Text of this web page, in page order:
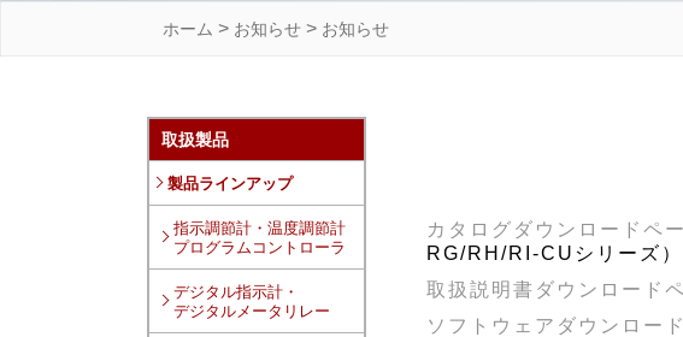
ホーム > お知らせ> お知らせ
取扱製品
製品ラインアップ
指示調節計・温度調節計
プログラムコントローラ
デジタル指示計・
デジタルメータリレー
カタログダウンロードペ
RG/RH/RI-CUシリーズ）
取扱説明書ダウンロード
ソフトウェアダウンロー